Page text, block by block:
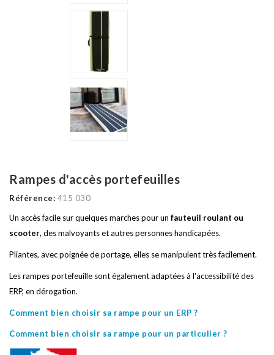
Rampes d'accès portefeuilles
Référence: 415 030
Un accès facile sur quelques marches pour un fauteuil roulant ou
scooter, des malvoyants et autres personnes handicapées.
Pliantes, avec poignée de portage, elles se manipulent très facilement.
Les rampes portefeuille sont également adaptées à l'accessibilité des
ERP, en dérogation.
Comment bien choisir sa rampe pour un ERP ?
Comment bien choisir sa rampe pour un particulier ?